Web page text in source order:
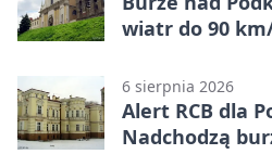
wiatr do 90
6 sierpnia 2026
Alert RCB dla
Nadchodzą